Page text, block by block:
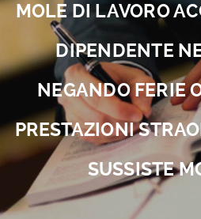
MOLE DI LAVORO
DIPENDENTE
NEGANDO FERIE
PRESTAZIONI
SUSSISTE